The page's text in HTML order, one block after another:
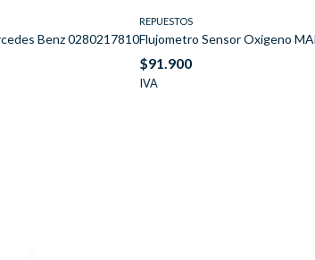
Benz 0280217810
REPUESTOS
Flujometro Sensor Oxigeno
$91.900
IVA